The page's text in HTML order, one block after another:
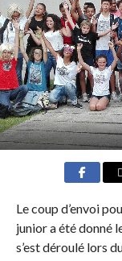
Le coup d’envoi
junior a été donné
s’est déroulé lors